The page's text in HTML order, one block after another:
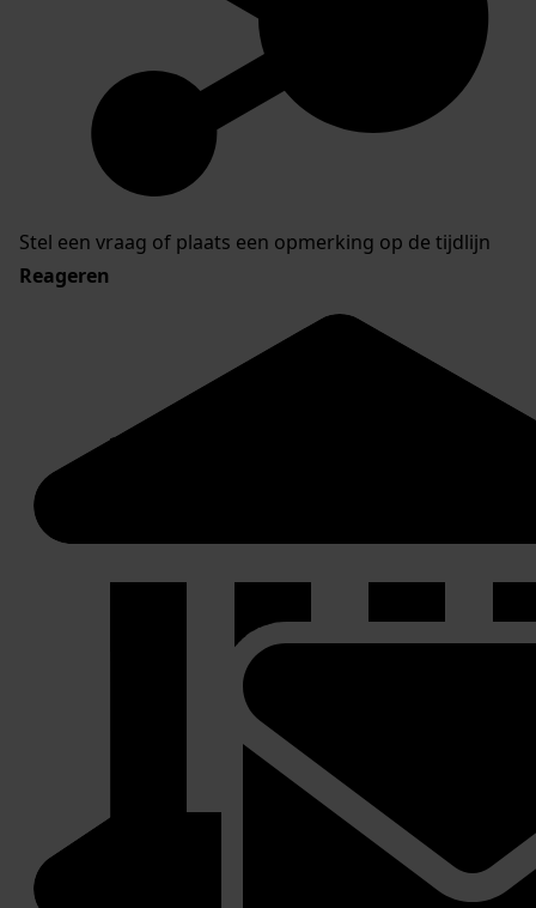
Stel een vraag of plaats een opmerking op de tijdlijn
Reageren